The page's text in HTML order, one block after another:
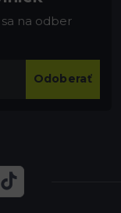
na odber
Odoberať